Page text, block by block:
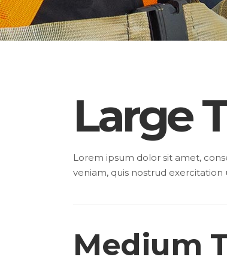
Large
Lorem ipsum dolor sit amet,
veniam, quis nostrud exercitation
Medium